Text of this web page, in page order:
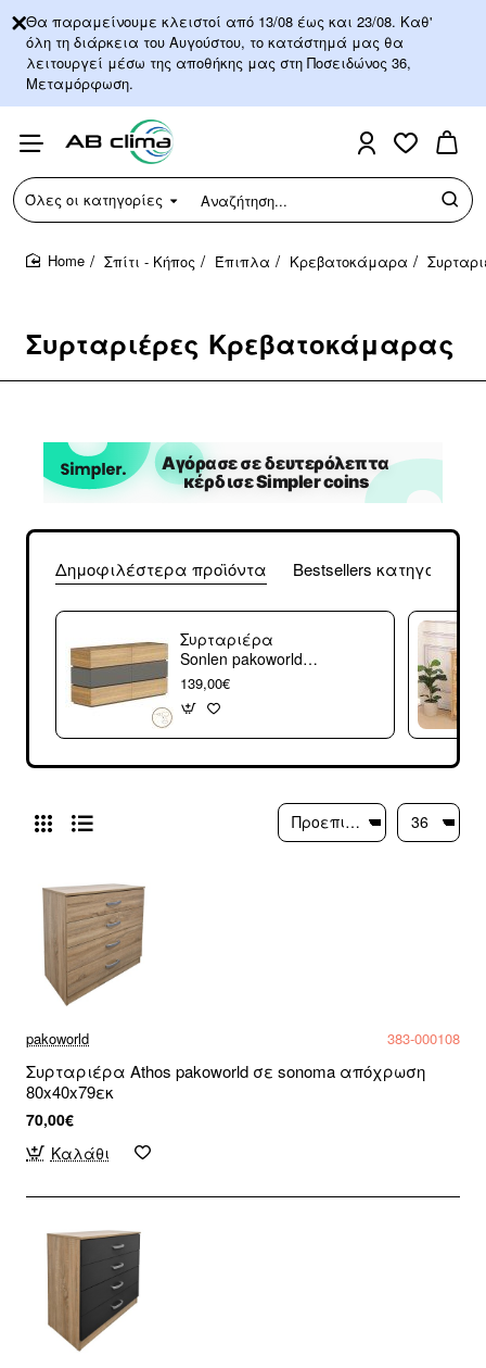
Θα παραμείνουμε κλειστοί από 13/08 έως και 23/08. Καθ'
όλη τη διάρκεια του Αυγούστου, το κατάστημά μας θα
λειτουργεί μέσω της αποθήκης μας στη Ποσειδώνος 36,
Μεταμόρφωση.
Όλες οι κατηγορίες
Αναζήτηση...
Συρταριέρες Κρεβατοκάμαρας
Σπίτι - Κήπος Έπιπλα Κρεβατοκάμαρα
Δημοφιλέστερα προϊόντα Bestsellers κατηγορίας
Συρταριέρα
Sonlen pakoworld
mdf σε ανθρακί-
sonoma απόχρωση
120x40x72εκ
139,00€
pakoworld 383-000108
Συρταριέρα Athos pakoworld σε sonoma απόχρωση
80x40x79εκ
70,00€
Καλάθι